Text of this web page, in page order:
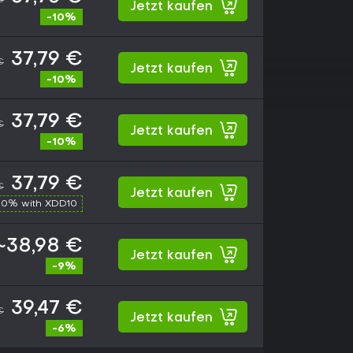
-10%
Jetzt kaufen
37,79 €
-10%
Jetzt kaufen
37,79 €
-10%
Jetzt kaufen
37,79 €
with XDD10
Jetzt kaufen
€
-9%
Jetzt kaufen
39,47 €
-6%
Jetzt kaufen